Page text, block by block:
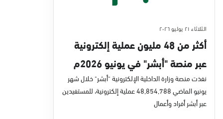
الثلاثاء ٢١ يوليو ٢٠٢٦
أكثر من 48 مليون عملية إلكترونية
عبر منصة "أبشر" في يونيو 2026م
نفذت منصة وزارة الداخلية الإلكترونية "أبشر" خلال شهر
يونيو الماضي 48,854,788 عملية إلكترونية، للمستفيدين
عبر أبشر أفراد وأعمال